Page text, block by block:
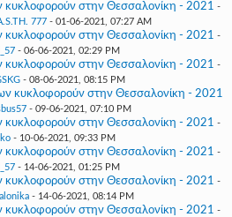
κυκλοφορούν στην Θεσσαλονίκη - 2021 -
777- 01-06-2021, 07:27 AM
κυκλοφορούν στην Θεσσαλονίκη - 2021 -
- 06-06-2021, 02:29 PM
κυκλοφορούν στην Θεσσαλονίκη - 2021 -
- 08-06-2021, 08:15 PM
κυκλοφορούν στην Θεσσαλονίκη - 2021
- 09-06-2021, 07:10 PM
κυκλοφορούν στην Θεσσαλονίκη - 2021 -
- 10-06-2021, 09:33 PM
κυκλοφορούν στην Θεσσαλονίκη - 2021 -
- 14-06-2021, 01:25 PM
κυκλοφορούν στην Θεσσαλονίκη - 2021 -
- 14-06-2021, 08:14 PM
κυκλοφορούν στην Θεσσαλονίκη - 2021 -